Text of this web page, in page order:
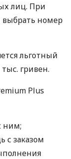
лиц. При
номер
льготный
гривен.
Plus
ним;
заказом